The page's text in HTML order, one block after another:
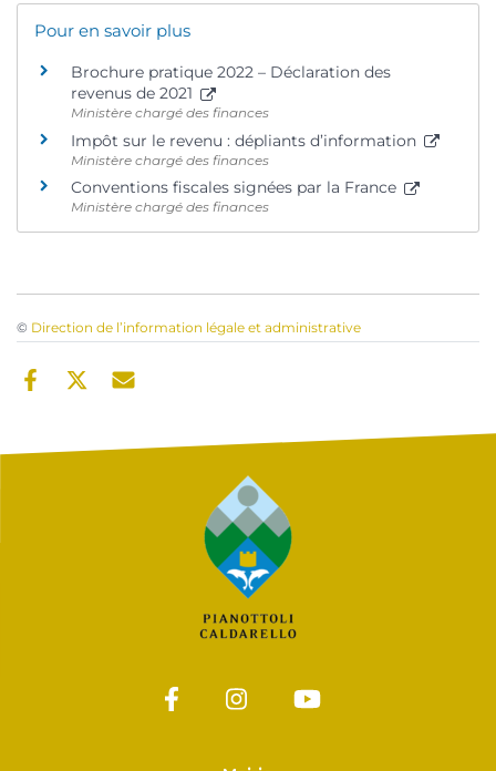
Pour en savoir plus
Brochure pratique 2022 – Déclaration des
revenus de 2021
Ministère chargé des finances
Impôt sur le revenu : dépliants d’information
Ministère chargé des finances
Conventions fiscales signées par la France
Ministère chargé des finances
© Direction de l’information légale et administrative